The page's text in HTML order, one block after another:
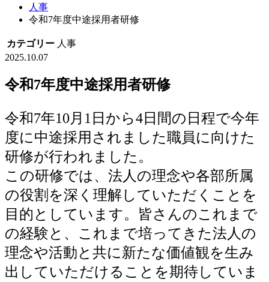
人事
令和7年度中途採用者研修
カテゴリー 人事
2025.10.07
令和7年度中途採用者研修
令和7年10月1日から4日間の日程で今年
度に中途採用されました職員に向けた
研修が行われました。
この研修では、法人の理念や各部所属
の役割を深く理解していただくことを
目的としています。皆さんのこれまで
の経験と、これまで培ってきた法人の
理念や活動と共に新たな価値観を生み
出していただけることを期待していま